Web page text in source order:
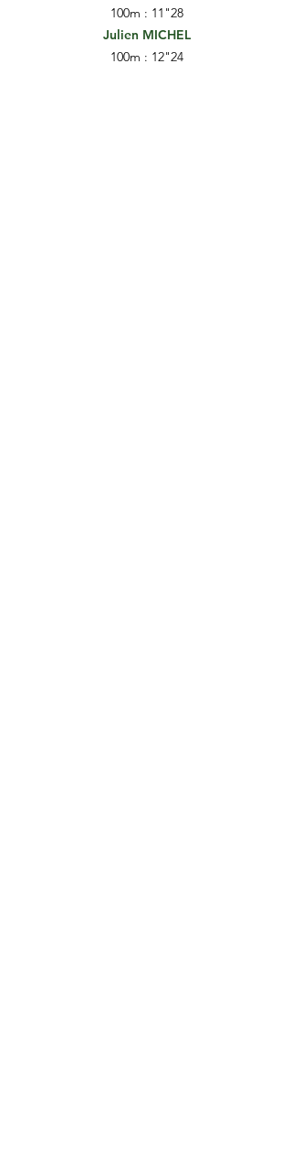
100m : 11"28
Julien MICHEL
100m : 12"24